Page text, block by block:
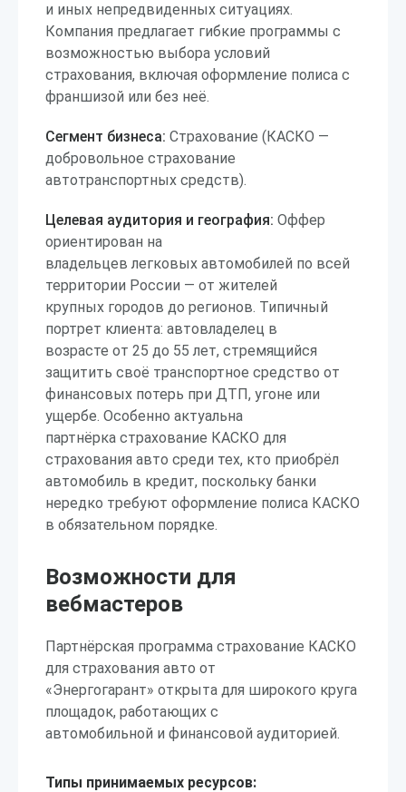
и иных непредвиденных ситуациях.
Компания предлагает гибкие программы с
возможностью выбора условий
страхования, включая оформление полиса с
франшизой или без неё.
Сегмент бизнеса: Страхование (КАСКО —
добровольное страхование
автотранспортных средств).
Целевая аудитория и география: Оффер
ориентирован на
владельцев легковых автомобилей по всей
территории России — от жителей
крупных городов до регионов. Типичный
портрет клиента: автовладелец в
возрасте от 25 до 55 лет, стремящийся
защитить своё транспортное средство от
финансовых потерь при ДТП, угоне или
ущербе. Особенно актуальна
партнёрка страхование КАСКО для
страхования авто среди тех, кто приобрёл
автомобиль в кредит, поскольку банки
нередко требуют оформление полиса КАСКО
в обязательном порядке.
Возможности для
вебмастеров
Партнёрская программа страхование КАСКО
для страхования авто от
«Энергогарант» открыта для широкого круга
площадок, работающих с
автомобильной и финансовой аудиторией.
Типы принимаемых ресурсов: